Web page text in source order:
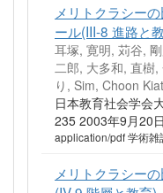
メリトクラシー
ール(III-8 進路と
耳塚, 寛明, 苅谷,
二郎, 大多和, 直樹
り, Sim, Choon Kiat
日本教育社会学会
235 2003年9月20日
application/pdf 学術雑
メリトクラシー